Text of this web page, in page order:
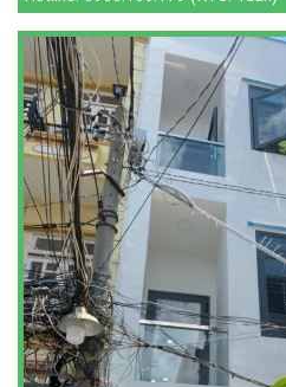
Gmail: xaydungnhasa